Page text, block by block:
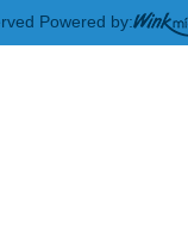
Powered by: